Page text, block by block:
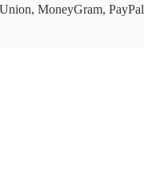
MoneyGram, PayPal